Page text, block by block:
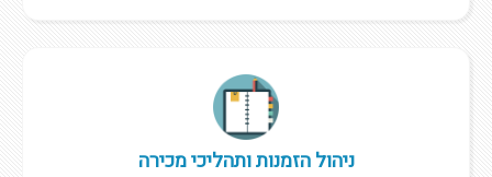
ניהול הזמנות ותהליכי מכירה